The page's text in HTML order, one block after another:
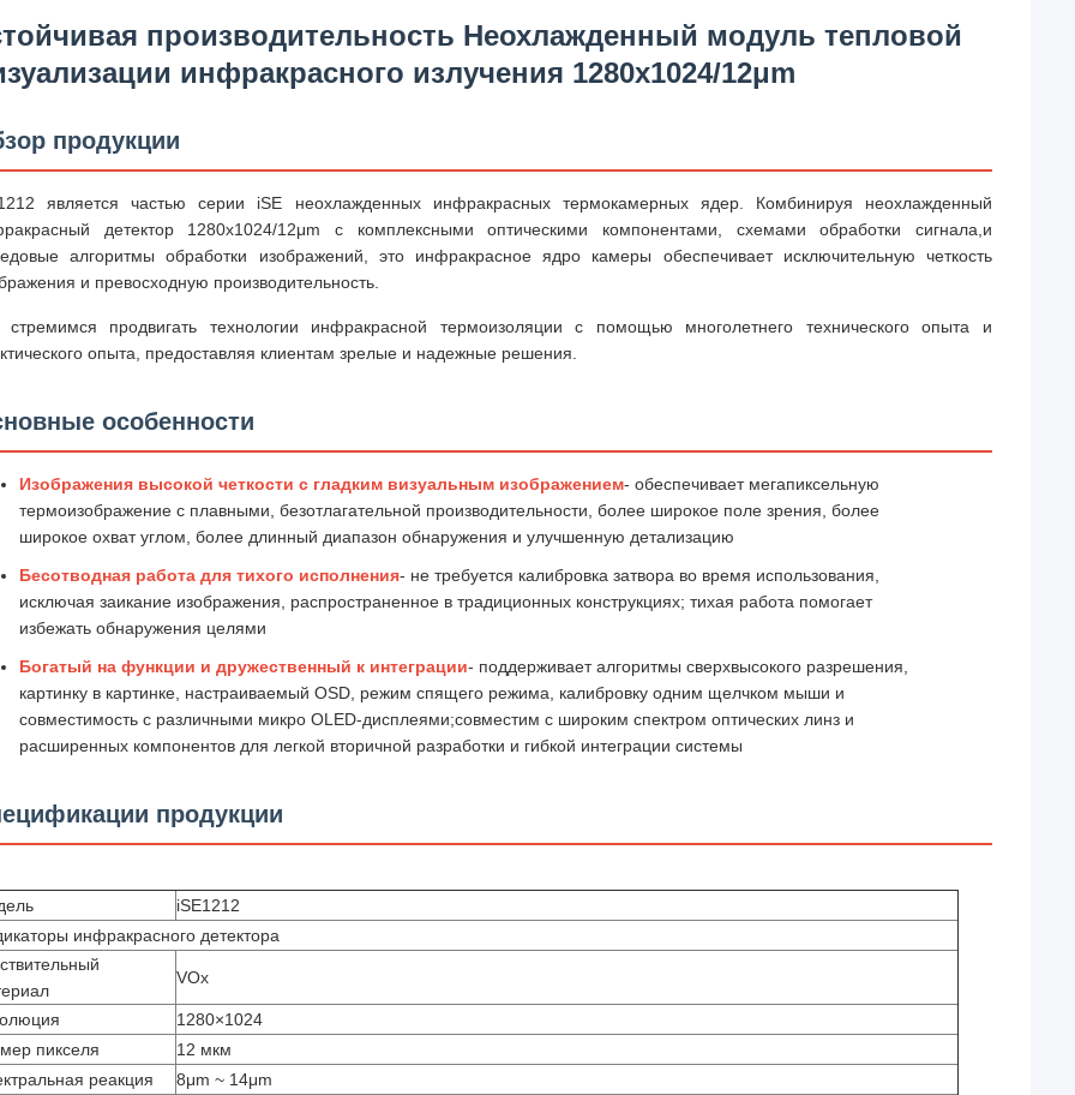
производительность Неохлажденный модуль тепловой
инфракрасного излучения 1280x1024/12μm
продукции
является частью серии iSE неохлажденных инфракрасных термокамерных ядер. Комбинируя неохлажденный
детектор 1280x1024/12μm с комплексными оптическими компонентами, схемами обработки сигнала,и
алгоритмы обработки изображений, это инфракрасное ядро камеры обеспечивает исключительную четкость
и превосходную производительность.
продвигать технологии инфракрасной термоизоляции с помощью многолетнего технического опыта и
опыта, предоставляя клиентам зрелые и надежные решения.
особенности
Изображения высокой четкости с гладким визуальным изображением- обеспечивает мегапиксельную
термоизображение с плавными, безотлагательной производительности, более широкое поле зрения, более
широкое охват углом, более длинный диапазон обнаружения и улучшенную детализацию
Бесотводная работа для тихого исполнения- не требуется калибровка затвора во время использования,
исключая заикание изображения, распространенное в традиционных конструкциях; тихая работа помогает
избежать обнаружения целями
Богатый на функции и дружественный к интеграции- поддерживает алгоритмы сверхвысокого разрешения,
картинку в картинке, настраиваемый OSD, режим спящего режима, калибровку одним щелчком мыши и
совместимость с различными микро OLED-дисплеями;совместим с широким спектром оптических линз и
расширенных компонентов для легкой вторичной разработки и гибкой интеграции системы
продукции
iSE1212
инфракрасного детектора
VOx
1280×1024
пикселя
12 мкм
реакция
8μm ~ 14μm